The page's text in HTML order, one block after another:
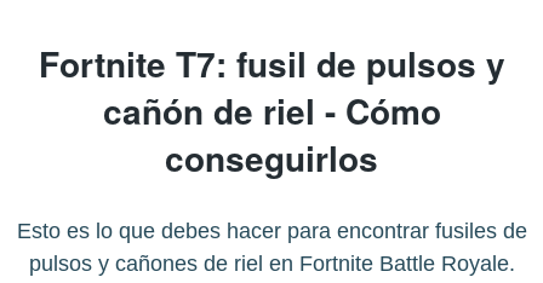
Fortnite T7: fusil de pulsos y
cañón de riel - Cómo
conseguirlos
Esto es lo que debes hacer para encontrar fusiles de
pulsos y cañones de riel en Fortnite Battle Royale.